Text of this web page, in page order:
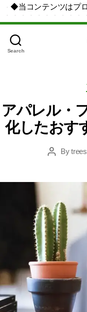
◆当コンテンツはプ
Search
アパレル・
化したおす
PostBy